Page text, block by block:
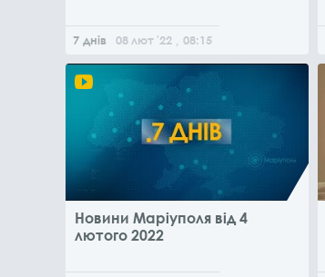
7 днів 08лют '22 , 08:15
Новини Маріуполя від 4
лютого 2022